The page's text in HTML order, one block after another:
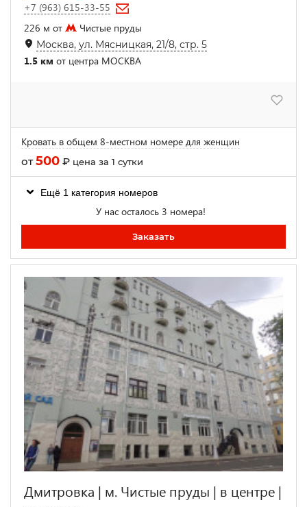
+7 (963) 615-33-55
226 м от
Чистые пруды
Москва, ул. Мясницкая, 21/8, стр. 5
1.5 км от центра МОСКВА
Кровать в общем 8-местном номере для женщин
от500 ₽ цена за 1 сутки
Ещё 1 категория номеров
У нас осталось 3 номера!
Заказать
Дмитровка | м. Чистые пруды | в центре |